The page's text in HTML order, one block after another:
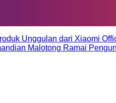
Unggulan dari Xiaomi
Malotong Ramai